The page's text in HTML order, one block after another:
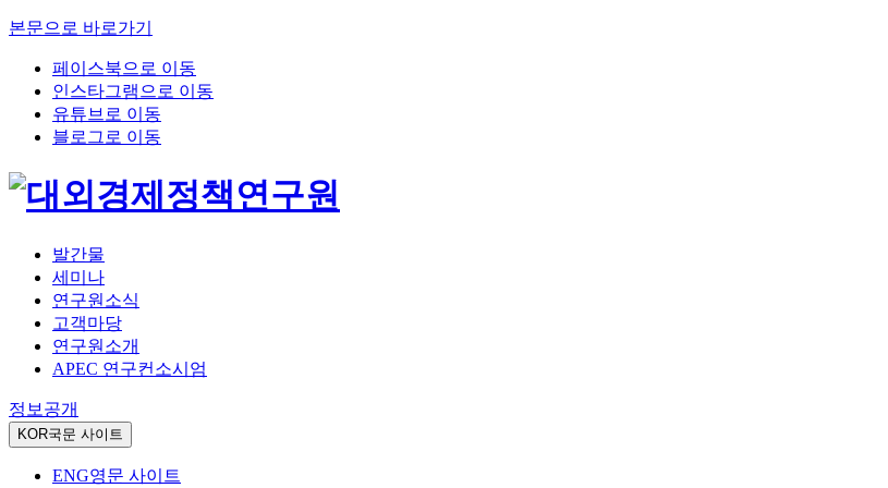
본문으로 바로가기
페이스북으로 이동
인스타그램으로 이동
유튜브로 이동
블로그로 이동
발간물
세미나
연구원소식
고객마당
연구원소개
APEC 연구컨소시엄
정보공개
KOR국문 사이트
ENG영문 사이트